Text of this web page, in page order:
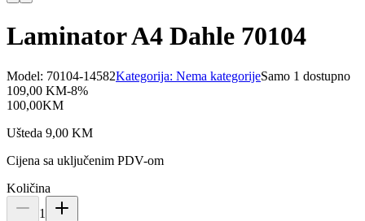
Laminator A4 Dahle 70104
Model: 70104-14582Kategorija: Nema kategorijeSamo 1 dostupno
109,00 KM-8%
100,00KM
Ušteda 9,00 KM
Cijena sa uključenim PDV-om
Količina
1